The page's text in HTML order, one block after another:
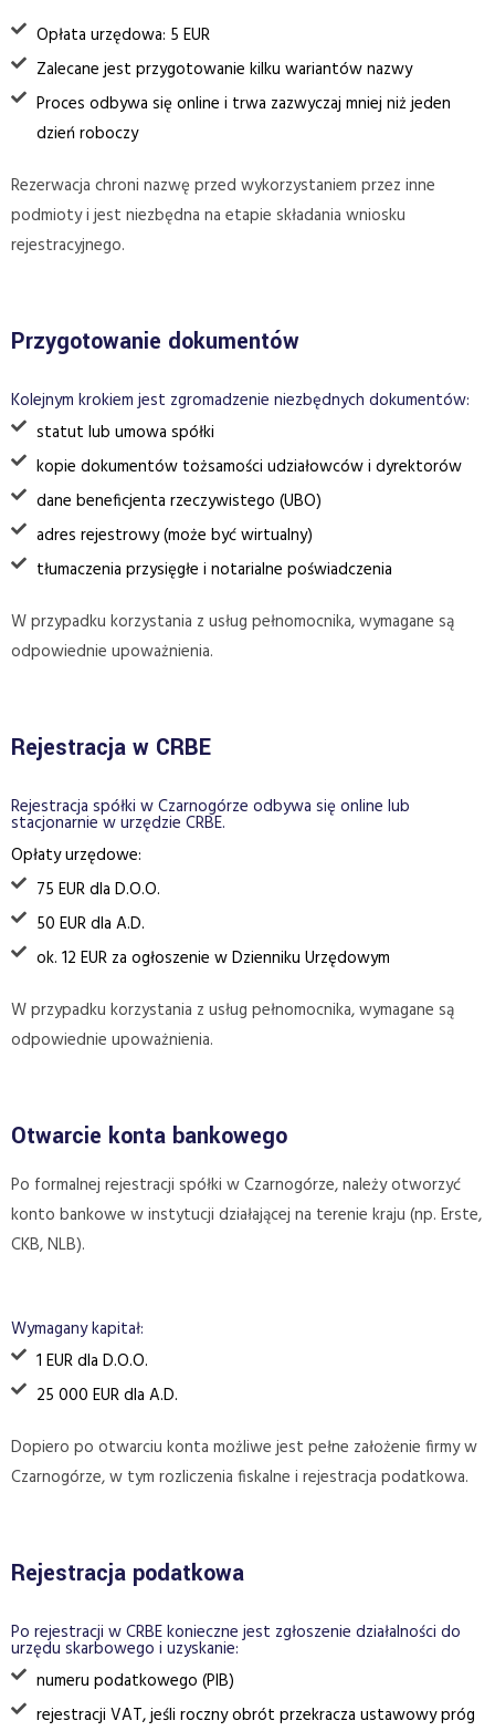
Opłata urzędowa: 5 EUR
Zalecane jest przygotowanie kilku wariantów nazwy
Proces odbywa się online i trwa zazwyczaj mniej niż jeden
dzień roboczy
Rezerwacja chroni nazwę przed wykorzystaniem przez inne
podmioty i jest niezbędna na etapie składania wniosku
rejestracyjnego.
Przygotowanie dokumentów
Kolejnym krokiem jest zgromadzenie niezbędnych dokumentów:
statut lub umowa spółki
kopie dokumentów tożsamości udziałowców i dyrektorów
dane beneficjenta rzeczywistego (UBO)
adres rejestrowy (może być wirtualny)
tłumaczenia przysięgłe i notarialne poświadczenia
W przypadku korzystania z usług pełnomocnika, wymagane są
odpowiednie upoważnienia.
Rejestracja w CRBE
Rejestracja spółki w Czarnogórze odbywa się online lub
stacjonarnie w urzędzie CRBE.
Opłaty urzędowe:
75 EUR dla D.O.O.
50 EUR dla A.D.
ok. 12 EUR za ogłoszenie w Dzienniku Urzędowym
W przypadku korzystania z usług pełnomocnika, wymagane są
odpowiednie upoważnienia.
Otwarcie konta bankowego
Po formalnej rejestracji spółki w Czarnogórze, należy otworzyć
konto bankowe w instytucji działającej na terenie kraju (np. Erste,
CKB, NLB).
Wymagany kapitał:
1 EUR dla D.O.O.
25 000 EUR dla A.D.
Dopiero po otwarciu konta możliwe jest pełne założenie firmy w
Czarnogórze, w tym rozliczenia fiskalne i rejestracja podatkowa.
Rejestracja podatkowa
Po rejestracji w CRBE konieczne jest zgłoszenie działalności do
urzędu skarbowego i uzyskanie:
numeru podatkowego (PIB)
rejestracji VAT, jeśli roczny obrót przekracza ustawowy próg